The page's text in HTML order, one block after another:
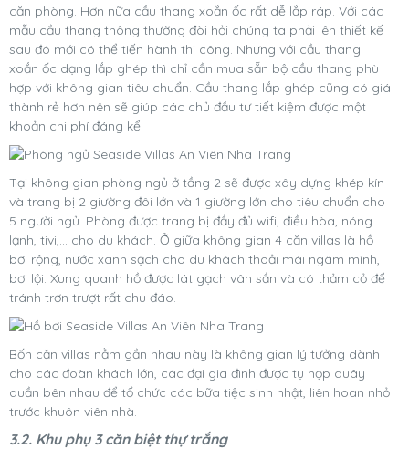
căn phòng. Hơn nữa cầu thang xoắn ốc rất dễ lắp ráp. Với các
mẫu cầu thang thông thường đòi hỏi chúng ta phải lên thiết kế
sau đó mới có thể tiến hành thi công. Nhưng với cầu thang
xoắn ốc dạng lắp ghép thì chỉ cần mua sẵn bộ cầu thang phù
hợp với không gian tiêu chuẩn. Cầu thang lắp ghép cũng có giá
thành rẻ hơn nên sẽ giúp các chủ đầu tư tiết kiệm được một
khoản chi phí đáng kể.
Tại không gian phòng ngủ ở tầng 2 sẽ được xây dựng khép kín
và trang bị 2 giường đôi lớn và 1 giường lớn cho tiêu chuẩn cho
5 người ngủ. Phòng được trang bị đầy đủ wifi, điều hòa, nóng
lạnh, tivi,... cho du khách. Ở giữa không gian 4 căn villas là hồ
bơi rộng, nước xanh sạch cho du khách thoải mái ngâm mình,
bơi lội. Xung quanh hồ được lát gạch vân sần và có thảm cỏ để
tránh trơn trượt rất chu đáo.
Bốn căn villas nằm gần nhau này là không gian lý tưởng dành
cho các đoàn khách lớn, các đại gia đình được tụ họp quây
quần bên nhau để tổ chức các bữa tiệc sinh nhật, liên hoan nhỏ
trước khuôn viên nhà.
3.2. Khu phụ 3 căn biệt thự trắng